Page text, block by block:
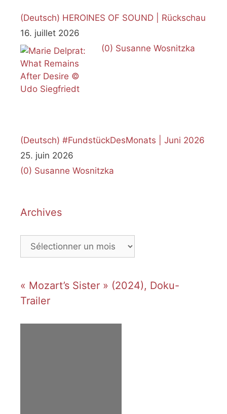
(Deutsch) HEROINES OF SOUND | Rückschau
16. juillet 2026
(0) Susanne Wosnitzka
(Deutsch) #FundstückDesMonats | Juni 2026
25. juin 2026
(0) Susanne Wosnitzka
Archives
Archives
« Mozart’s Sister » (2024), Doku-
Trailer